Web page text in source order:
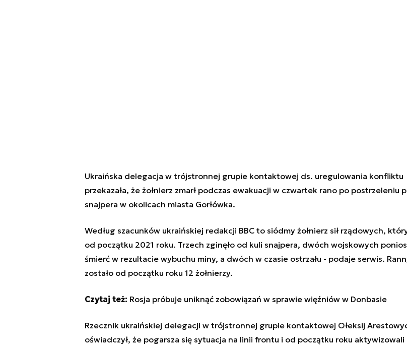
Ukraińska delegacja w trójstronnej grupie kontaktowej ds. uregulowania konfliktu
przekazała, że żołnierz zmarł podczas ewakuacji w czwartek rano po postrzeleniu
snajpera w okolicach miasta Gorłówka.
Według szacunków ukraińskiej redakcji BBC to siódmy żołnierz sił rządowych,
od początku 2021 roku. Trzech zginęło od kuli snajpera, dwóch wojskowych
śmierć w rezultacie wybuchu miny, a dwóch w czasie ostrzału - podaje serwis.
zostało od początku roku 12 żołnierzy.
Czytaj też: Rosja próbuje uniknąć zobowiązań w sprawie więźniów w Donbasie
Rzecznik ukraińskiej delegacji w trójstronnej grupie kontaktowej Ołeksij
oświadczył, że pogarsza się sytuacja na linii frontu i od początku roku aktywizowali